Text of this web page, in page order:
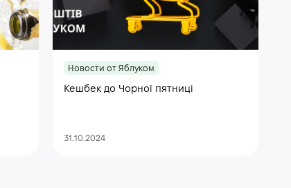
Новости от Яблуком
Кешбек до Чорної пятниці
31.10.2024